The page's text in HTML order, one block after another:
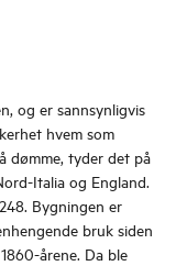
og er sannsynligvis
hvem som
dømme, tyder det på
Italia og England.
Bygningen er
bruk siden
årene. Da ble